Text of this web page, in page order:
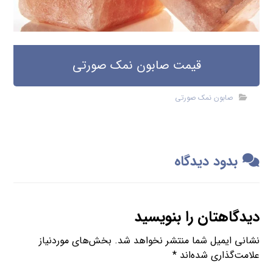
قیمت صابون نمک صورتی
صابون نمک صورتی
بدود دیدگاه
دیدگاهتان را بنویسید
نشانی ایمیل شما منتشر نخواهد شد. بخش‌های موردنیاز
علامت‌گذاری شده‌اند*